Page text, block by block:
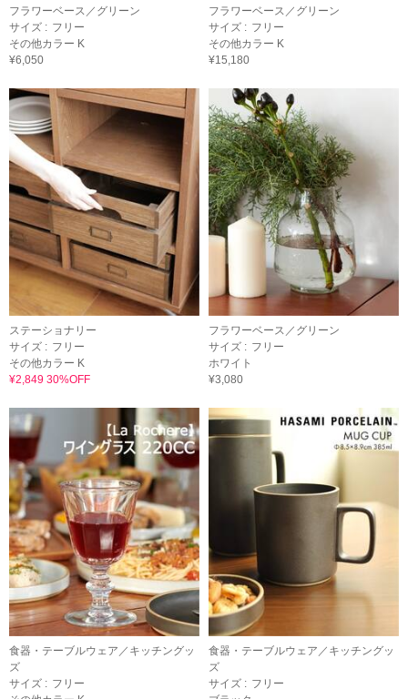
フラワーベース／グリーン
サイズ : フリー
その他カラー K
¥6,050
フラワーベース／グリーン
サイズ : フリー
その他カラー K
¥15,180
ステーショナリー
サイズ : フリー
その他カラー K
¥2,849 30%OFF
フラワーベース／グリーン
サイズ : フリー
ホワイト
¥3,080
食器・テーブルウェア／キッチングッ
ズ
サイズ : フリー
食器・テーブルウェア／キッチングッ
ズ
サイズ : フリー